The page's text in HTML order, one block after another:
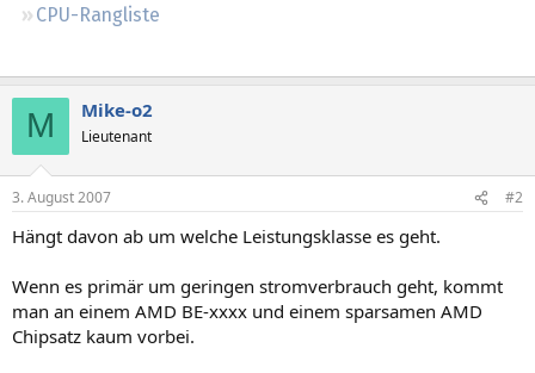
CPU-Rangliste
M Mike-o2
Lieutenant
3. August 2007 #2
Hängt davon ab um welche Leistungsklasse es geht.
Wenn es primär um geringen stromverbrauch geht, kommt
man an einem AMD BE-xxxx und einem sparsamen AMD
Chipsatz kaum vorbei.